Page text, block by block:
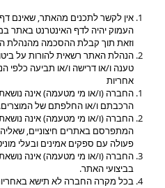
אין לקשר לתכנים מהאתר, שאינם
העמוק יהיה לדף האינטרנט באתר
וזאת תוך קבלת ההסכמה מהנהלת
הנהלת האתר רשאית להורות על
טענה ו/או דרישה ו/או תביעה כלפי
אחריות
החברה (ו/או מי מטעמה) אינה נושאת
הרכבתם ו/או החלפתם של המוצרים.
החברה (ו/או מי מטעמה) אינה
המתפרסם באתרים חיצוניים,
פעולה עם ספקים אמינים ובעלי
החברה (ו/או מי מטעמה) אינה נושאת
בביצועי האתר.
בכל מקרה החברה לא תישא